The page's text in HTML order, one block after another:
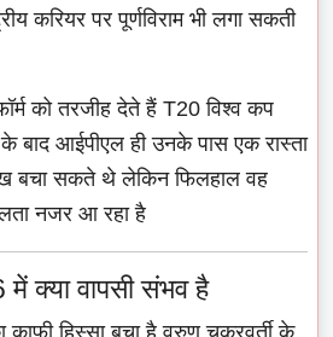
करियर पर पूर्णविराम भी लगा सकती
को तरजीह देते हैं T20 विश्व कप
बाद आईपीएल ही उनके पास एक रास्ता
बचा सकते थे लेकिन फिलहाल वह
नजर आ रहा है
क्या वापसी संभव है
हिस्सा बचा है वरुण चक्रवर्ती के